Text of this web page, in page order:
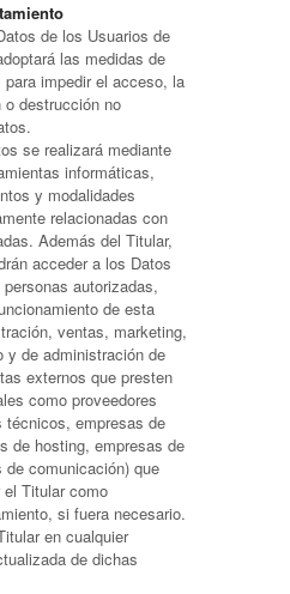
de los Usuarios de
las medidas de
para impedir el acceso, la
o destrucción no
se realizará mediante
informáticas,
y modalidades
relacionadas con
Además del Titular,
acceder a los Datos
autorizadas,
de esta
ventas, marketing,
y de administración de
externos que presten
como proveedores
empresas de
de hosting, empresas de
comunicación) que
el Titular como
si fuera necesario.
en cualquier
de dichas